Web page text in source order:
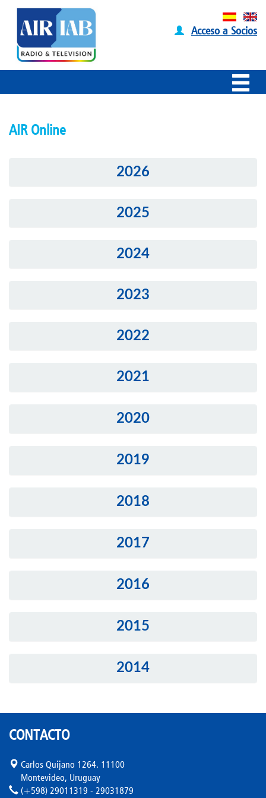
Acceso a Socios
AIR Online
2026
2025
2024
2023
2022
2021
2020
2019
2018
2017
2016
2015
2014
CONTACTO
Carlos Quijano 1264. 11100
Montevideo, Uruguay
(+598) 29011319 - 29031879